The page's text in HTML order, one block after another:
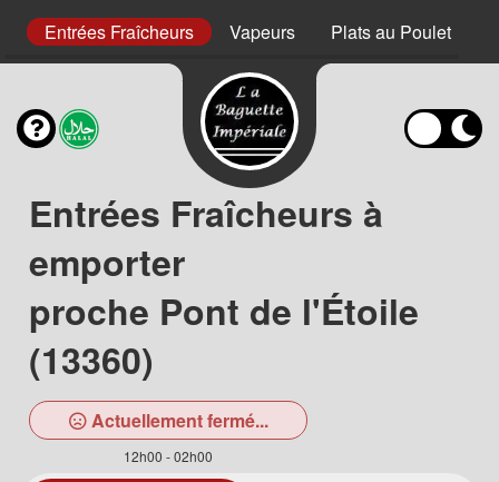
Entrées Fraîcheurs Vapeurs Plats au Poulet
Entrées Fraîcheurs à
emporter
proche Pont de l'Étoile
(13360)
Actuellement fermé...
12h00 - 02h00